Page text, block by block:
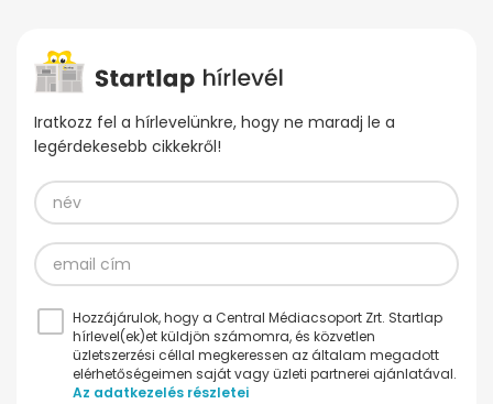
Iratkozz fel a hírlevelünkre, hogy ne maradj le a
legérdekesebb cikkekről!
Hozzájárulok, hogy a Central Médiacsoport Zrt. Startlap
hírlevel(ek)et küldjön számomra, és közvetlen
üzletszerzési céllal megkeressen az általam megadott
elérhetőségeimen saját vagy üzleti partnerei ajánlatával.
Az adatkezelés részletei